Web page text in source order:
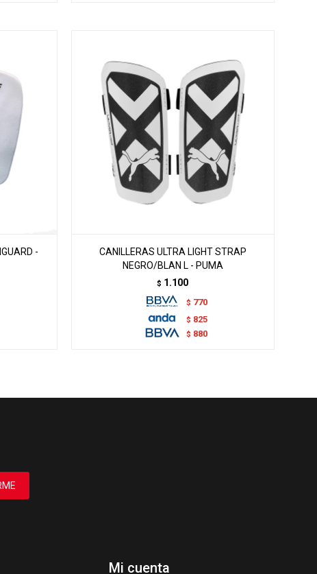
-
CANILLERAS ULTRA LIGHT STRAP
NEGRO/BLAN L - PUMA
$ 1.100
$ 770
$ 825
$ 880
Mi cuenta